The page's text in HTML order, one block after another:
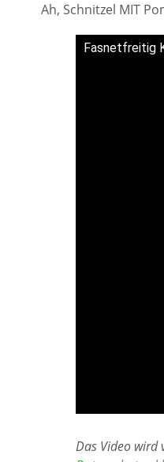
Ah, Schnitzel MIT
Fasnetfreitig
Das Video wird